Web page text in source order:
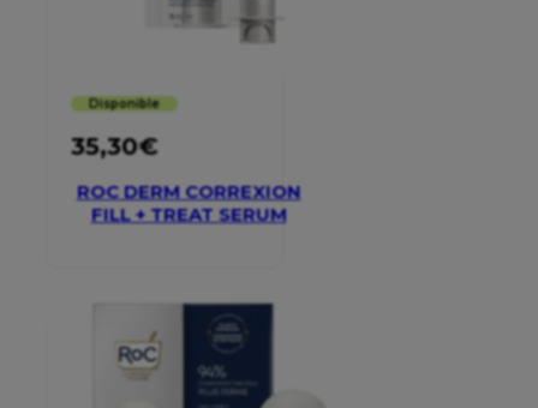
Disponible
35,30€
ROC DERM CORREXION
FILL + TREAT SERUM